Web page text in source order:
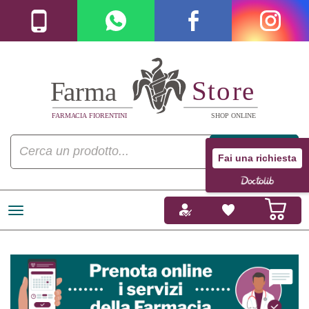
Fai una richiesta